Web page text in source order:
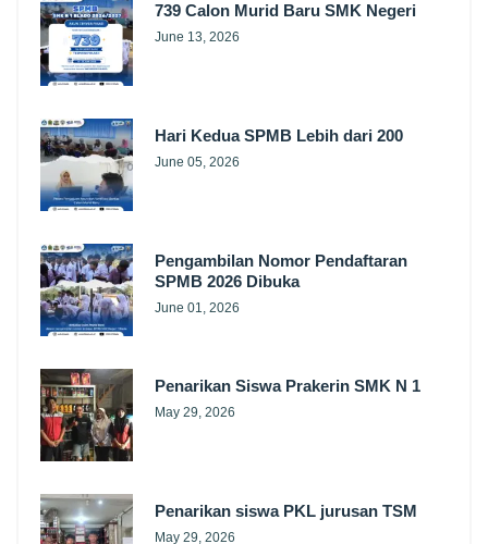
739 Calon Murid Baru SMK Negeri
June 13, 2026
Hari Kedua SPMB Lebih dari 200
June 05, 2026
Pengambilan Nomor Pendaftaran
SPMB 2026 Dibuka
June 01, 2026
Penarikan Siswa Prakerin SMK N 1
May 29, 2026
Penarikan siswa PKL jurusan TSM
May 29, 2026